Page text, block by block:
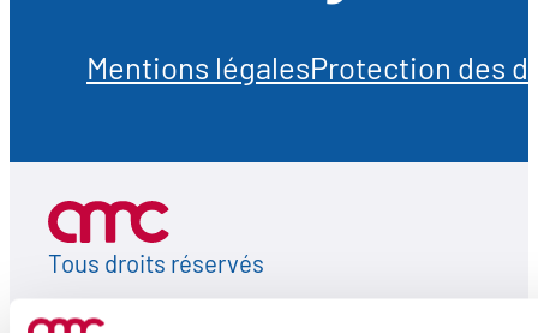
Mentions légalesProtection des
Tous droits réservés